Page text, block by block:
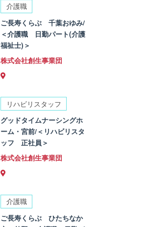
介護職
ご長寿くらぶ 千葉おゆみ/
＜介護職 日勤パート(介護
福祉士)＞
株式会社創生事業団
リハビリスタッフ
グッドタイムナーシングホ
ーム・宮前/＜リハビリスタ
ッフ 正社員＞
株式会社創生事業団
介護職
ご長寿くらぶ ひたちなか